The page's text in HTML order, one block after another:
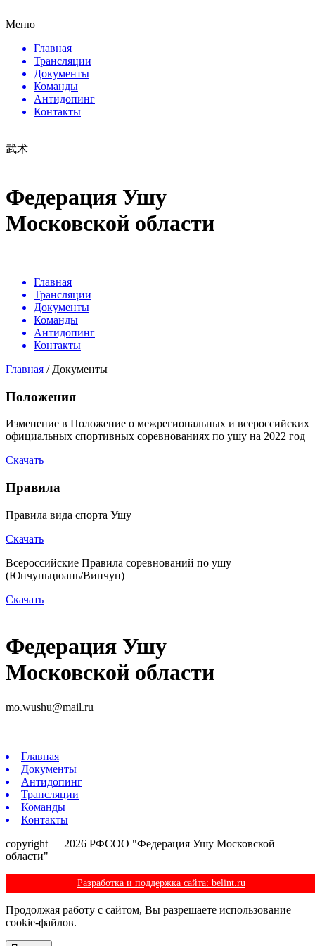
Меню
Главная
Трансляции
Документы
Команды
Антидопинг
Контакты
武术
Федерация Ушу
Московской области
Главная
Трансляции
Документы
Команды
Антидопинг
Контакты
Главная / Документы
Положения
Изменение в Положение о межрегиональных и всероссийских
официальных спортивных соревнованиях по ушу на 2022 год
Скачать
Правила
Правила вида спорта Ушу
Скачать
Всероссийские Правила соревнований по ушу
(Юнчуньцюань/Винчун)
Скачать
Федерация Ушу
Московской области
mo.wushu@mail.ru
Главная
Документы
Антидопинг
Трансляции
Команды
Контакты
copyright
2026 РФСОО "Федерация Ушу Московской
области"
Разработка и поддержка сайта: belint.ru
Продолжая работу с сайтом, Вы разрешаете использование
cookie-файлов.